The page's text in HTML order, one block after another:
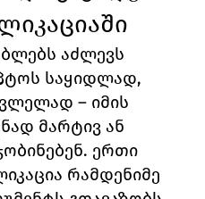
აძლევს
საყიდლად,
– იმის
მარტივ ან
ერთი
რამდენიმე